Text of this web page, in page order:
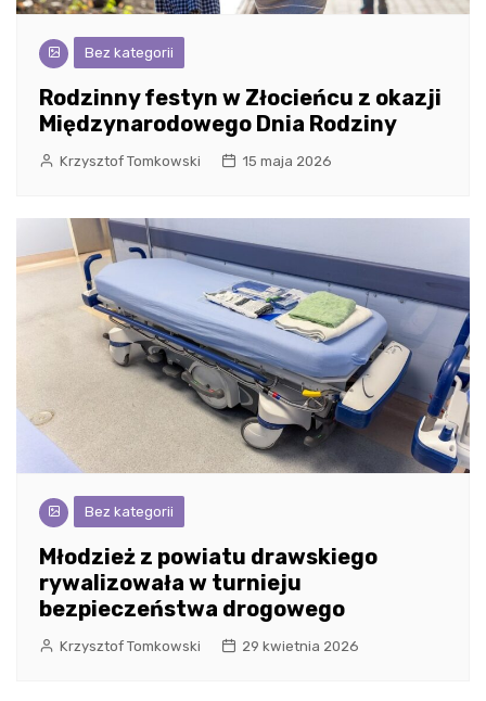
Bez kategorii
Rodzinny festyn w Złocieńcu z okazji
Międzynarodowego Dnia Rodziny
Krzysztof Tomkowski 15 maja 2026
Bez kategorii
Młodzież z powiatu drawskiego
rywalizowała w turnieju
bezpieczeństwa drogowego
Krzysztof Tomkowski 29 kwietnia 2026